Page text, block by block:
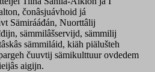
čonâsjuávhoid já
Sämirááđán, Nuorttâlij
sämmilâšservijd, sämmilij
sämmiláid, kiäh piälušteh
čuuvtij sämikulttuur ovdedem
aigijn.